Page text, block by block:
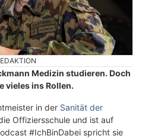
Medizin studieren. Doch
vieles ins Rollen.
in der Sanität der
Offiziersschule und ist auf
#IchBinDabei spricht sie